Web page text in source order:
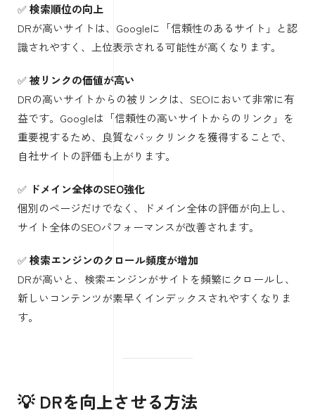
✅検索順位の向上
DRが高いサイトは、Googleに「信頼性のあるサイト」と認
識されやすく、上位表示される可能性が高くなります。
✅被リンクの価値が高い
DRの高いサイトからの被リンクは、SEOにおいて非常に有
益です。Googleは「信頼性の高いサイトからのリンク」を
重要視するため、良質なバックリンクを獲得することで、
自社サイトの評価も上がります。
✅ ドメイン全体のSEO強化
個別のページだけでなく、ドメイン全体の評価が向上し、
サイト全体のSEOパフォーマンスが改善されます。
✅検索エンジンのクロール頻度が増加
DRが高いと、検索エンジンがサイトを頻繁にクロールし、
新しいコンテンツが素早くインデックスされやすくなりま
す。
💡 DRを向上させる方法